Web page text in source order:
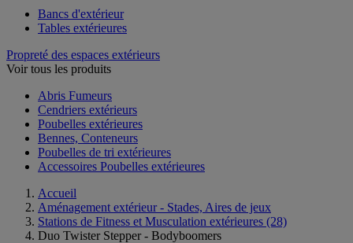
Bancs d'extérieur
Tables extérieures
Propreté des espaces extérieurs
Voir tous les produits
Abris Fumeurs
Cendriers extérieurs
Poubelles extérieures
Bennes, Conteneurs
Poubelles de tri extérieures
Accessoires Poubelles extérieures
Accueil
Aménagement extérieur - Stades, Aires de jeux
Stations de Fitness et Musculation extérieures (28)
Duo Twister Stepper - Bodyboomers